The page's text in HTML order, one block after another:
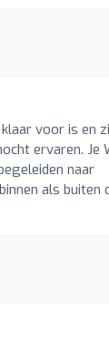
voor is en
ervaren. Je
naar
als buiten